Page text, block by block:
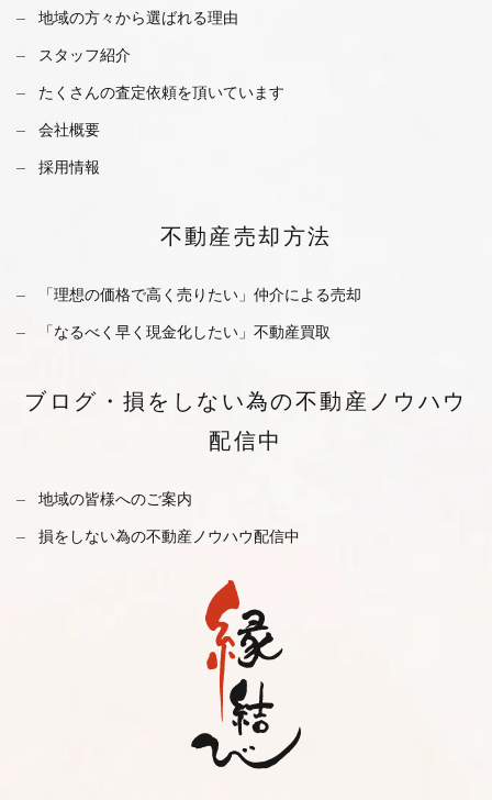
地域の方々から選ばれる理由
スタッフ紹介
たくさんの査定依頼を頂いています
会社概要
採用情報
不動産売却方法
「理想の価格で高く売りたい」仲介による売却
「なるべく早く現金化したい」不動産買取
ブログ・ 損をしない為の不動産ノウハウ
配信中
地域の皆様へのご案内
損をしない為の不動産ノウハウ配信中